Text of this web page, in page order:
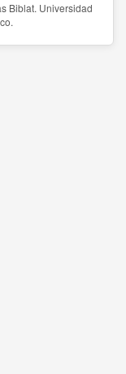
Biblat. Universidad